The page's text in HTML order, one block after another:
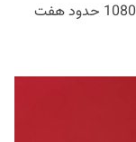
Chrome، موزیک‌پلیر و پخش فیلم با کیفیت 1080p حدود هفت